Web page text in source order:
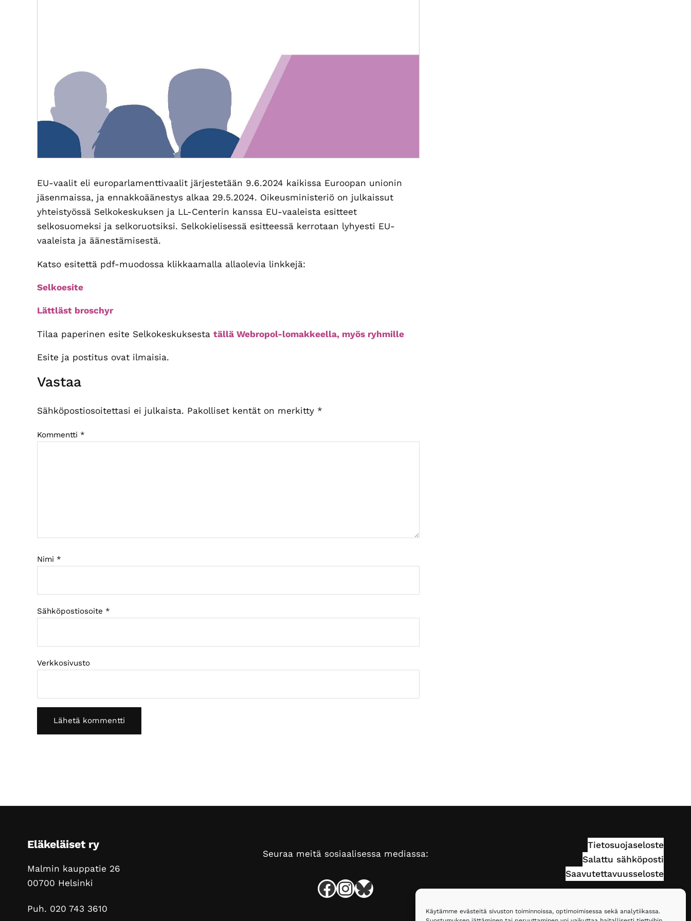
Käytämme evästeitä sivuston toiminnoissa, optimoimisessa sekä analytiikassa.
EU-vaalit eli europarlamenttivaalit järjestetään 9.6.2024 kaikissa Euroopan unionin
jäsenmaissa, ja ennakkoäänestys alkaa 29.5.2024. Oikeusministeriö on julkaissut
yhteistyössä Selkokeskuksen ja LL-Centerin kanssa EU-vaaleista esitteet
selkosuomeksi ja selkoruotsiksi. Selkokielisessä esitteessä kerrotaan lyhyesti EU-
vaaleista ja äänestämisestä.
Katso esitettä pdf-muodossa klikkaamalla allaolevia linkkejä:
Selkoesite
Lättläst broschyr
Tilaa paperinen esite Selkokeskuksesta tällä Webropol-lomakkeella, myös ryhmille
Esite ja postitus ovat ilmaisia.
Lukijan
Vastaa
Sähköpostiosoitettasi ei julkaista. Pakolliset kentät on merkitty *
Kommentti *
Nimi *
Sähköpostiosoite *
Verkkosivusto
Eläkeläiset ry
Malmin kauppatie 26
00700 Helsinki
Puh. 020 743 3610
Seuraa meitä sosiaalisessa mediassa:
Facebook InstagramBluesky
Tietosuojaseloste
Salattu sähköposti
Saavutettavuusseloste